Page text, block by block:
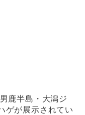
鹿半島・大潟ジ
ゲが展示されてい